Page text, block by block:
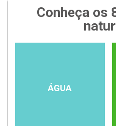
Conheça os
ÁGUA